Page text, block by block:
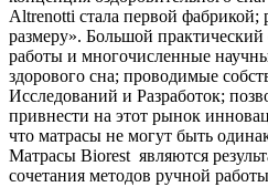
Altrenotti стала первой фабрикой;
размеру». Большой
работы и многочисленные
здорового сна; проводимые
Исследований и Разработок;
привнести на этот рынок
что матрасы не могут быть
Матрасы Biorest являются
сочетания методов ручной